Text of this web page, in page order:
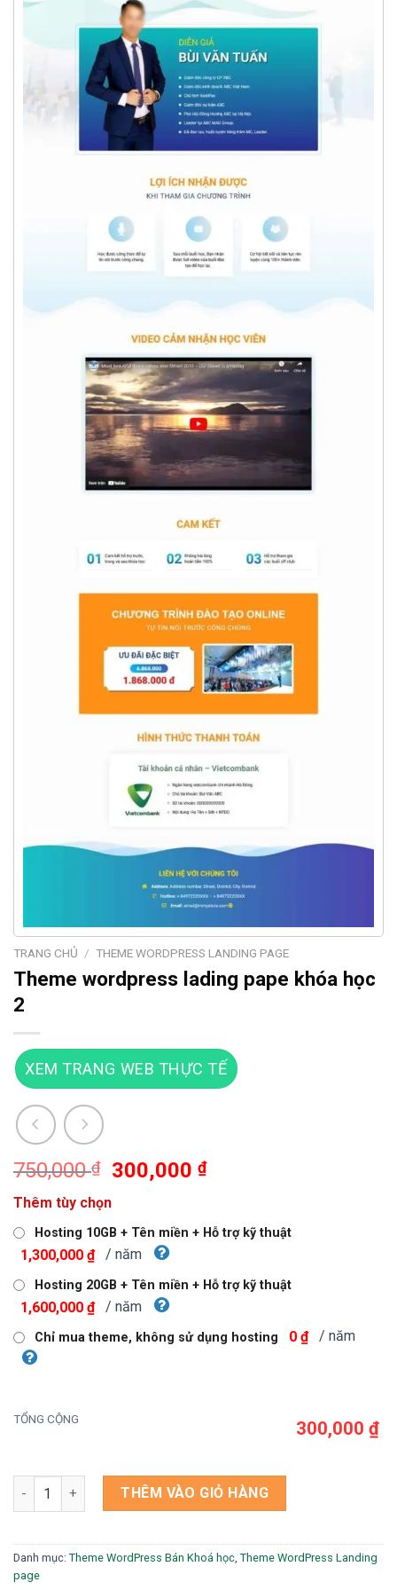
TRANG CHỦ / THEME WORDPRESS LANDING PAGE
Theme wordpress lading pape khóa học
2
XEM TRANG WEB THỰC TẾ
750,000₫
Giá
là:
750,000 ₫.
300,000₫Giá
là:
Thêm tùy chọn
Hosting 10GB + Tên miền + Hỗ trợ kỹ thuật
1,300,000 ₫ / năm
Hosting 20GB + Tên miền + Hỗ trợ kỹ thuật
1,600,000 ₫ / năm
Chỉ mua theme, không sử dụng hosting 0 ₫ / năm
TỔNG CỘNG 300,000 ₫
Theme wordpress lading pape khóa học 2 số lượng
THÊM VÀO GIỎ HÀNG
Danh mục: Theme WordPress Bán Khoá học, Theme WordPress Landing
page